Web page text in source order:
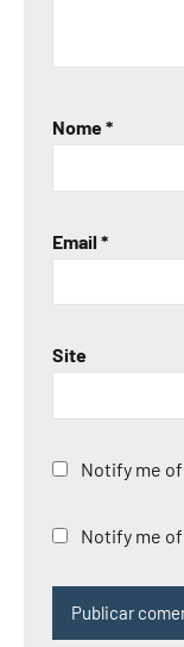
Nome*
Email *
Site
Notify me
Notify me